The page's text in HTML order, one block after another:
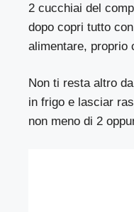
2 cucchiai del
dopo copri tutto
alimentare, proprio
Non ti resta altro
in frigo e lasciar
non meno di 2